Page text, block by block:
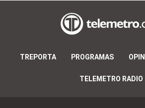
TREPORTA PROGRAMAS
TELEMETRO RADIO